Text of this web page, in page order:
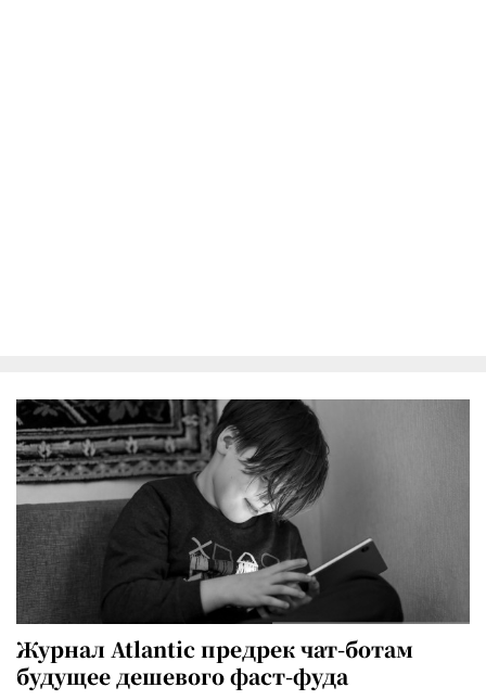
Журнал Atlantic предрек чат-ботам
будущее дешевого фаст-фуда